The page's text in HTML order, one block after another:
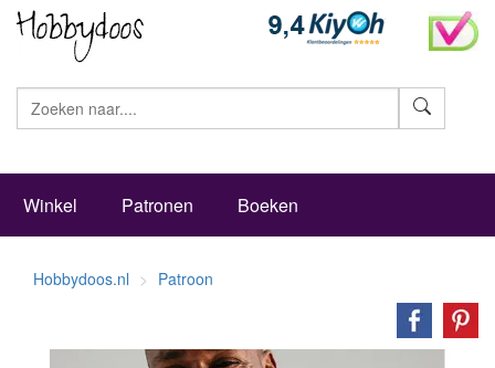
Winkel Patronen Boeken
Hobbydoos.nl Patroon